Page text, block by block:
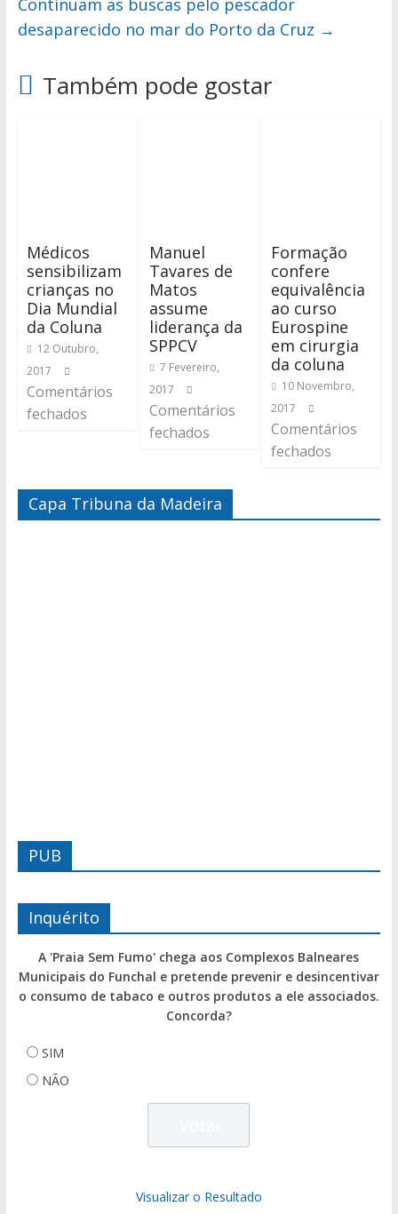
Continuam as buscas pelo pescador
desaparecido no mar do Porto da Cruz →
Também pode gostar
Médicos
sensibilizam
crianças no
Dia Mundial
da Coluna
12 Outubro,
2017
Comentários
fechados
Manuel
Tavares de
Matos
assume
liderança da
SPPCV
7 Fevereiro,
2017
Comentários
fechados
Formação
confere
equivalência
ao curso
Eurospine
em cirurgia
da coluna
10 Novembro,
2017
Comentários
fechados
Capa Tribuna da Madeira
PUB
Inquérito
A 'Praia Sem Fumo' chega aos Complexos Balneares
Municipais do Funchal e pretende prevenir e desincentivar
o consumo de tabaco e outros produtos a ele associados.
Concorda?
SIM
NÃO
Visualizar o Resultado